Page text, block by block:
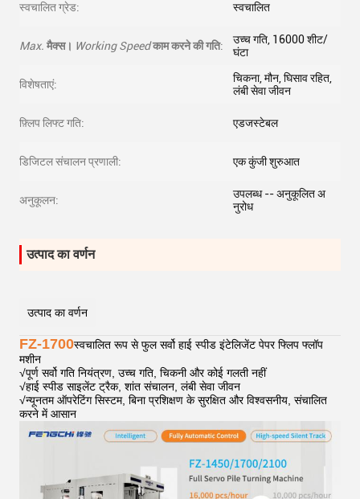
स्वचालित ग्रेड: स्वचालित
Max. मैक्स। Working Speedकाम करने की गति:
उच्च गति, 16000 शीट/
घंटा
विशेषताएं:
चिकना, मौन, घिसाव रहित,
लंबी सेवा जीवन
फ़्लिप लिफ्ट गति: एडजस्टेबल
डिजिटल संचालन प्रणाली: एक कुंजी शुरुआत
अनुकूलन:
उपलब्ध -- अनुकूलित अ
नुरोध
उत्पाद का वर्णन
उत्पाद का वर्णन
FZ-1700स्वचालित रूप से फुल सर्वो हाई स्पीड इंटेलिजेंट पेपर फ्लिप फ्लॉप
मशीन
√पूर्ण सर्वो गति नियंत्रण, उच्च गति, चिकनी और कोई गलती नहीं
√हाई स्पीड साइलेंट ट्रैक, शांत संचालन, लंबी सेवा जीवन
√न्यूनतम ऑपरेटिंग सिस्टम, बिना प्रशिक्षण के सुरक्षित और विश्वसनीय, संचालित
करने में आसान